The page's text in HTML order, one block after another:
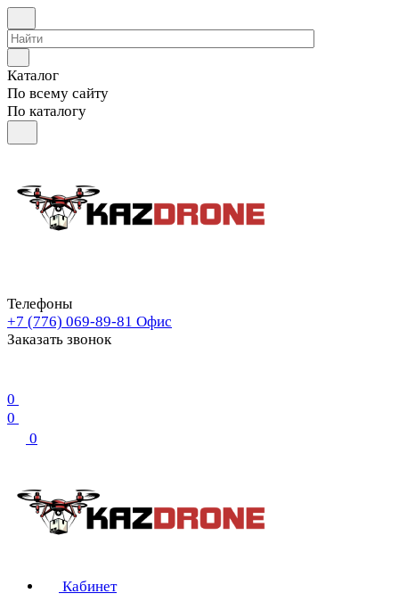
Каталог
По всему сайту
По каталогу
Телефоны
+7 (776) 069-89-81 Офис
Заказать звонок
0
0
0
Кабинет